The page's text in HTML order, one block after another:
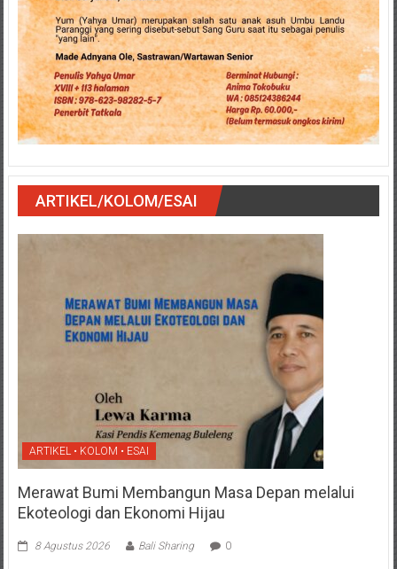
ARTIKEL/KOLOM/ESAI
ARTIKEL • KOLOM • ESAI
Merawat Bumi Membangun Masa Depan melalui
Ekoteologi dan Ekonomi Hijau
8 Agustus 2026 Bali Sharing 0